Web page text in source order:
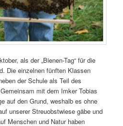
als der „Bienen-Tag“ für die
Die einzelnen fünften Klassen
der Schule als Teil des
mit dem Imker Tobias
auf den Grund, weshalb es ohne
unserer Streuobstwiese gäbe und
Menschen und Natur haben